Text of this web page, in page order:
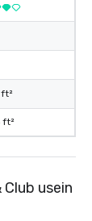
ft²
usein